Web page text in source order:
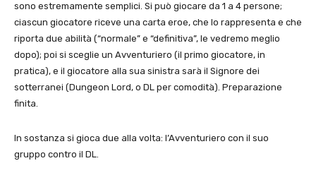
sono estremamente semplici. Si può giocare da 1 a 4 persone;
ciascun giocatore riceve una carta eroe, che lo rappresenta e che
riporta due abilità (“normale” e “definitiva”, le vedremo meglio
dopo); poi si sceglie un Avventuriero (il primo giocatore, in
pratica), e il giocatore alla sua sinistra sarà il Signore dei
sotterranei (Dungeon Lord, o DL per comodità). Preparazione
finita.
In sostanza si gioca due alla volta: l’Avventuriero con il suo
gruppo contro il DL.